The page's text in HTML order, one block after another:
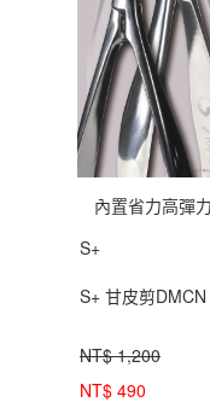
內置省力高彈
S+
S+ 甘皮剪
NT$ 1,200
NT$ 490